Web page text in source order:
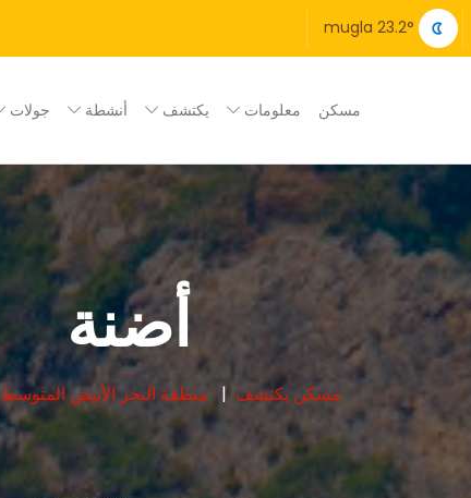
mugla 23.2°
مسكن معلومات يكتشف أنشطة جولات
أضنة
مسكن يكتشف منطقة البحر الأبيض المتوسط